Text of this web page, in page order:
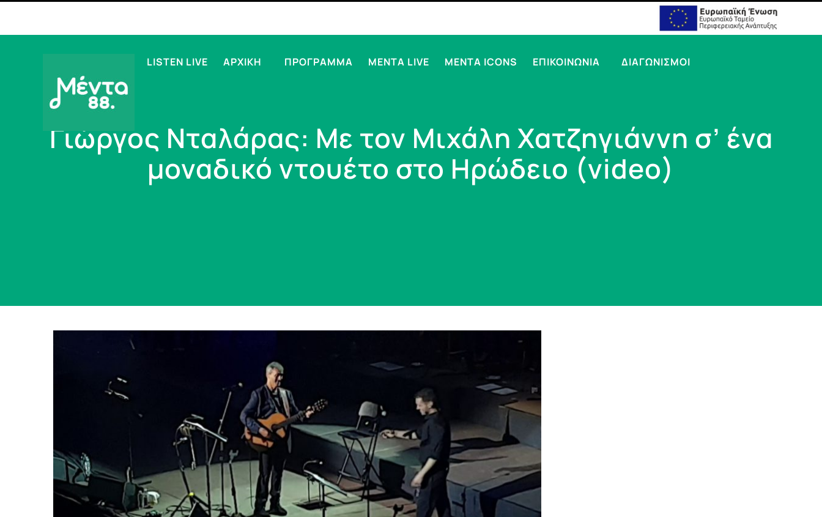
LISTEN LIVE ΑΡΧΙΚΗ ΠΡΟΓΡΑΜΜΑ MENTA LIVE MENTA ICONS ΕΠΙΚΟΙΝΩΝΙΑ ΔΙΑΓΩΝΙΣΜΟΙ
Γιώργος Νταλάρας: Με τον Μιχάλη Χατζηγιάννη σ’ ένα
μοναδικό ντουέτο στο Ηρώδειο (video)